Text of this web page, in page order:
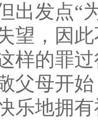
出发点“
望，因
样的罪
父母开
乐地拥